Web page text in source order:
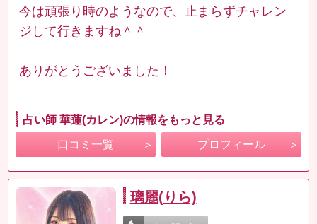
今は頑張り時のようなので、止まらずチャレン
ジして行きますね＾＾
ありがとうございました！
占い師 華蓮(カレン)の情報をもっと見る
口コミ一覧 プロフィール
璃麗(りら)